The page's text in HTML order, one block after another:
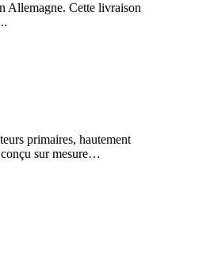
Allemagne. Cette livraison
primaires, hautement
conçu sur mesure…